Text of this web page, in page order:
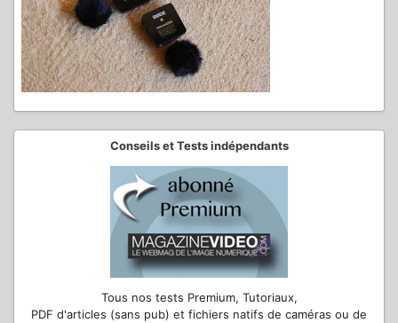
Conseils et Tests indépendants
Tous nos tests Premium, Tutoriaux,
PDF d'articles (sans pub) et fichiers natifs de caméras ou de